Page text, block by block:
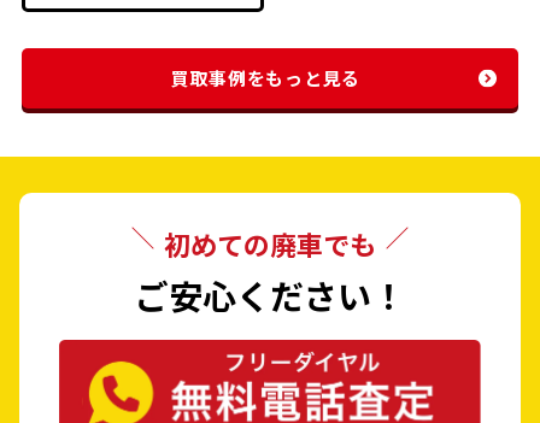
買取事例をもっと見る
初めての廃車でも
ご安心ください！